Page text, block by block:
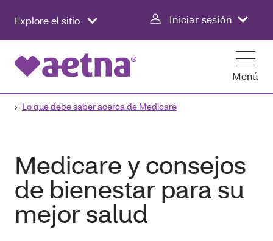
Explore el sitio Iniciar sesión
Menú
Lo que debe saber acerca de Medicare
Medicare y consejos
de bienestar para su
mejor salud